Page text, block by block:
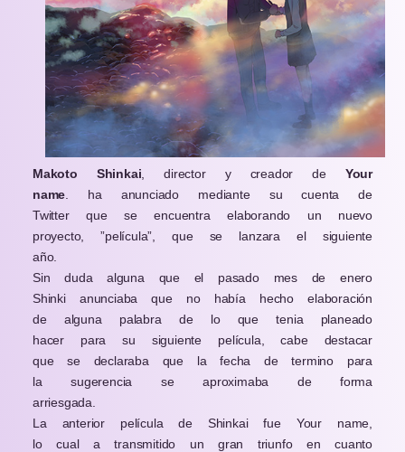
Makoto Shinkai , director y creador de Your
name . ha anunciado mediante su cuenta de
Twitter que se encuentra elaborando un nuevo
proyecto, ”película”, que se lanzara el siguiente
año.
Sin duda alguna que el pasado mes de enero
Shinki anunciaba que no había hecho elaboración
de alguna palabra de lo que tenia planeado
hacer para su siguiente película, cabe destacar
que se declaraba que la fecha de termino para
la sugerencia se aproximaba de forma
arriesgada.
La anterior película de Shinkai fue Your name,
lo cual a transmitido un gran triunfo en cuanto